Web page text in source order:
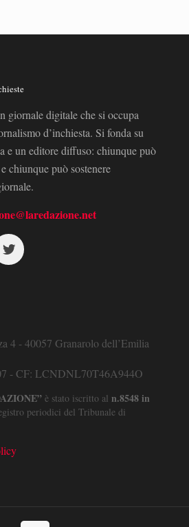
giornale digitale che si occupa
d’inchiesta. Si fonda su
e un editore diffuso: chiunque può
chiunque può sostenere
4 - 40057 Granarolo dell’Emilia
- CF: LCNDNL70T46A944O
è stato iscritto al n.8548 in
periodici del Tribunale di